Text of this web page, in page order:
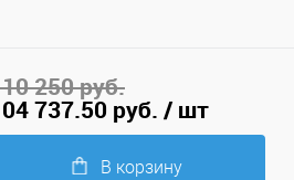
250 руб.
737.50 руб. / шт
В корзину